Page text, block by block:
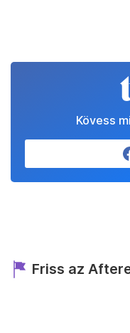
Kövess
Friss az